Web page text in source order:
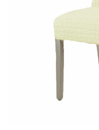
Lenjerii Pat Imprimeu 5D cu
Cearceaf cu Elastic pat 1
Cearceaf cu Elastic pat 2
Lenjerii Pat Inimi Brodate
Lenjerii Pat, Bumbac-Finet
Lenjerii Pat, Bumbac-Finet